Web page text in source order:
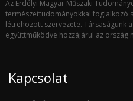
Az Erdélyi Magyar Műszaki
természettudományokkal foglalkozó
létrehozott szervezete. Társaságunk
együttműködve hozzájárul az ország
Kapcsolat